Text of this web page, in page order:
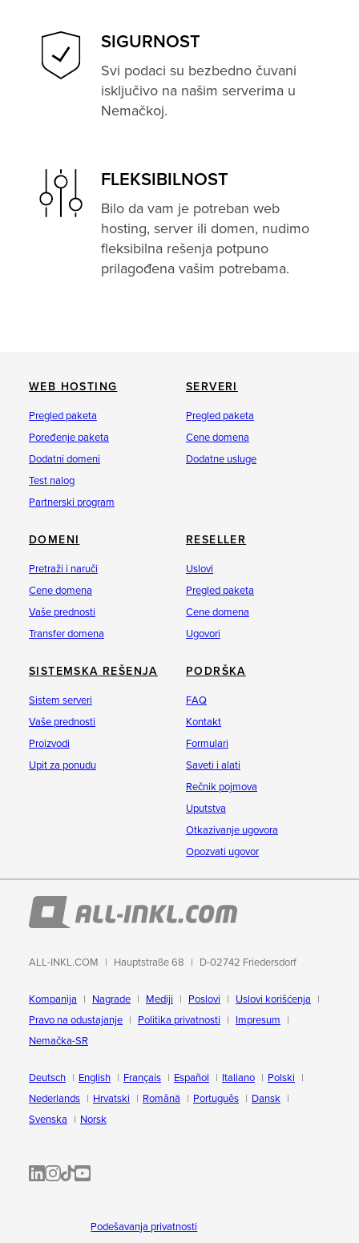
SIGURNOST
Svi podaci su bezbedno čuvani
isključivo na našim serverima u
Nemačkoj.
FLEKSIBILNOST
Bilo da vam je potreban web
hosting, server ili domen, nudimo
fleksibilna rešenja potpuno
prilagođena vašim potrebama.
WEB HOSTING
Pregled paketa
Poređenje paketa
Dodatni domeni
Test nalog
Partnerski program
SERVERI
Pregled paketa
Cene domena
Dodatne usluge
DOMENI
Pretraži i naruči
Cene domena
Vaše prednosti
Transfer domena
RESELLER
Uslovi
Pregled paketa
Cene domena
Ugovori
SISTEMSKA REŠENJA
Sistem serveri
Vaše prednosti
Proizvodi
Upit za ponudu
PODRŠKA
FAQ
Kontakt
Formulari
Saveti i alati
Rečnik pojmova
Uputstva
Otkazivanje ugovora
Opozvati ugovor
ALL-INKL.COM Hauptstraße 68 D-02742 Friedersdorf
Kompanija Nagrade Mediji Poslovi
Uslovi korišćenja
Pravo na odustajanje
Politika privatnosti
Impresum
Nemačka-SR
Deutsch English Français Español Italiano
Polski
Nederlands
Hrvatski Română Português
Dansk
Svenska
Norsk
ALL-INKL.COM | LinkedIn
ALL-INKL.COM • Instagram photos and videos
ALL-INKL.COM | TikTok
ALLINKL.COM - YouTube
Podešavanja privatnosti